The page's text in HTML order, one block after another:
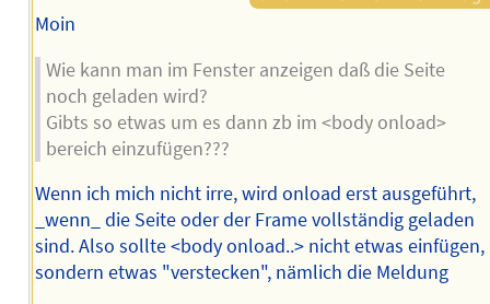
Moin
Wie kann man im Fenster anzeigen daß die Seite
noch geladen wird?
Gibts so etwas um es dann zb im <body onload>
bereich einzufügen???
Wenn ich mich nicht irre, wird onload erst ausgeführt,
_wenn_ die Seite oder der Frame vollständig geladen
sind. Also sollte <body onload..> nicht etwas einfügen,
sondern etwas "verstecken", nämlich die Meldung